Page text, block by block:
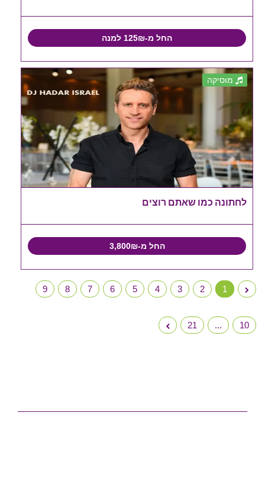
החל מ-125₪ למנה
מוסיקה
לחתונה כמו שאתם רוצים
החל מ-3,800₪
1
2
3
4
5
6
7
8
9
10
...
21